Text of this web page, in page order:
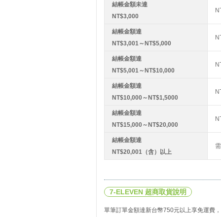
結帳金額未達
NT$3,000
結帳金額達
NT$3,001～NT$5,000
結帳金額達
NT$5,001～NT$10,000
結帳金額達
NT$10,000～NT$1,5000
結帳金額達
NT$15,000～NT$20,000
結帳金額達
NT$20,001（含）以上
7-ELEVEN 超商取貨說明
單筆訂單金額達新台幣750元以上享免運費